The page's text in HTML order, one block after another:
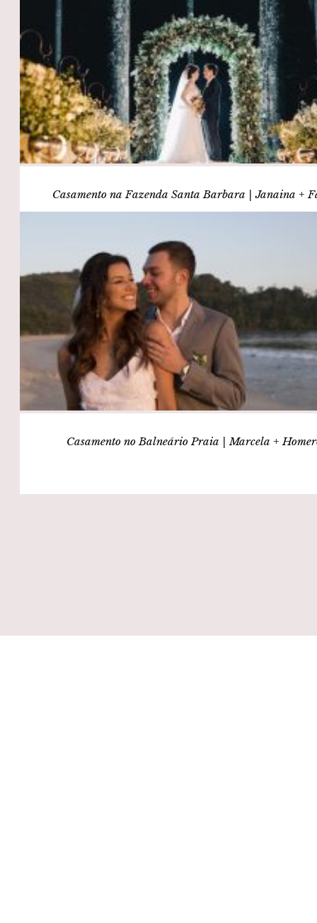
Casamento na Fazenda Santa Barbara | Janaina +
Casamento no Balneário Praia | Marcela +